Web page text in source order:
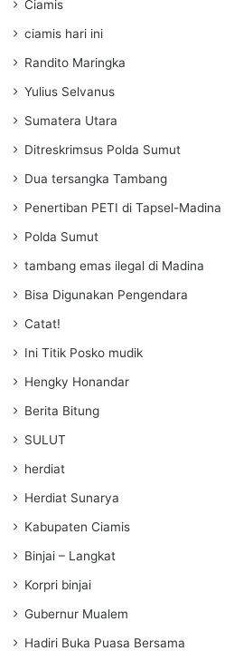
Ciamis
ciamis hari ini
Randito Maringka
Yulius Selvanus
Sumatera Utara
Ditreskrimsus Polda Sumut
Dua tersangka Tambang
Penertiban PETI di Tapsel-Madina
Polda Sumut
tambang emas ilegal di Madina
Bisa Digunakan Pengendara
Catat!
Ini Titik Posko mudik
Hengky Honandar
Berita Bitung
SULUT
herdiat
Herdiat Sunarya
Kabupaten Ciamis
Binjai – Langkat
Korpri binjai
Gubernur Mualem
Hadiri Buka Puasa Bersama